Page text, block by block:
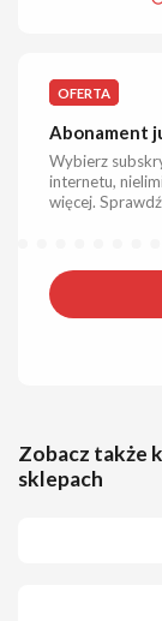
OFERTA
Abonament
Wybierz
internetu,
więcej.
Zobacz także
sklepach